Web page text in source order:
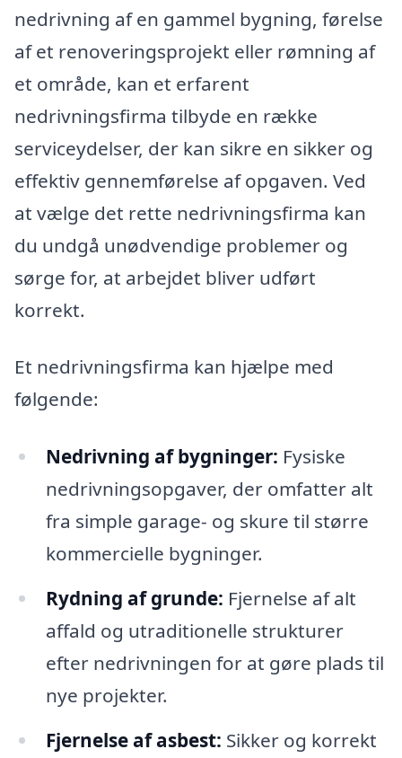
nedrivning af en gammel bygning, førelse
af et renoveringsprojekt eller rømning af
et område, kan et erfarent
nedrivningsfirma tilbyde en række
serviceydelser, der kan sikre en sikker og
effektiv gennemførelse af opgaven. Ved
at vælge det rette nedrivningsfirma kan
du undgå unødvendige problemer og
sørge for, at arbejdet bliver udført
korrekt.
Et nedrivningsfirma kan hjælpe med
følgende:
Nedrivning af bygninger: Fysiske
nedrivningsopgaver, der omfatter alt
fra simple garage- og skure til større
kommercielle bygninger.
Rydning af grunde: Fjernelse af alt
affald og utraditionelle strukturer
efter nedrivningen for at gøre plads til
nye projekter.
Fjernelse af asbest: Sikker og korrekt